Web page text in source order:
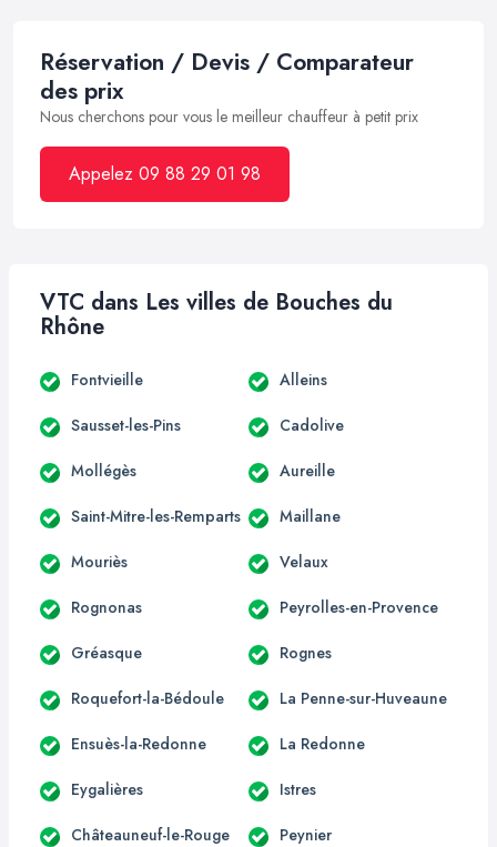
Réservation / Devis / Comparateur
des prix
Nous cherchons pour vous le meilleur chauffeur à petit prix
Appelez 09 88 29 01 98
VTC dans Les villes de Bouches du
Rhône
Fontvieille Alleins
Sausset-les-Pins Cadolive
Mollégès Aureille
Saint-Mitre-les-Remparts Maillane
Mouriès Velaux
Rognonas Peyrolles-en-Provence
Gréasque Rognes
Roquefort-la-Bédoule La Penne-sur-Huveaune
Ensuès-la-Redonne La Redonne
Eygalières Istres
Châteauneuf-le-Rouge Peynier